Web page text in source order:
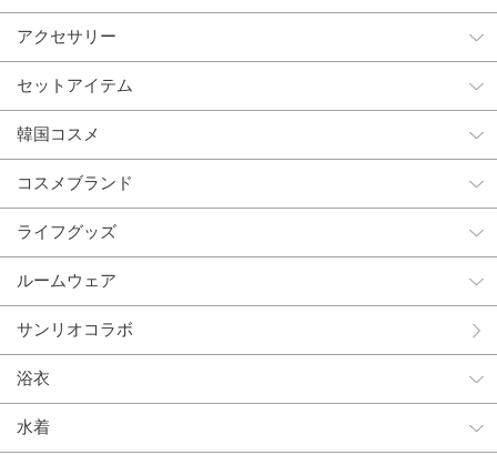
アクセサリー
セットアイテム
韓国コスメ
コスメブランド
ライフグッズ
ルームウェア
サンリオコラボ
浴衣
水着